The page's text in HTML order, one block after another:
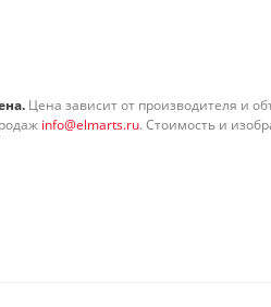
Цена зависит от производителя и
info@elmarts.ru. Стоимость и